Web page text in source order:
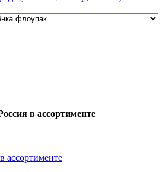
в ассортименте